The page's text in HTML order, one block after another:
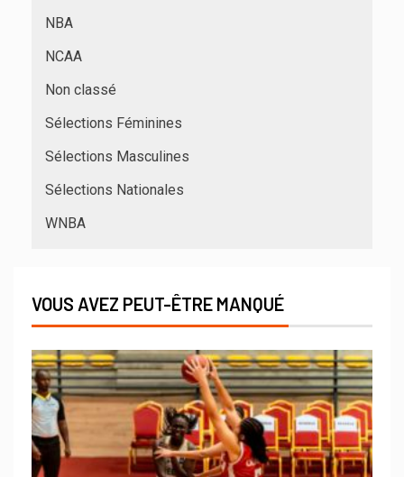
NBA
NCAA
Non classé
Sélections Féminines
Sélections Masculines
Sélections Nationales
WNBA
VOUS AVEZ PEUT-ÊTRE MANQUÉ